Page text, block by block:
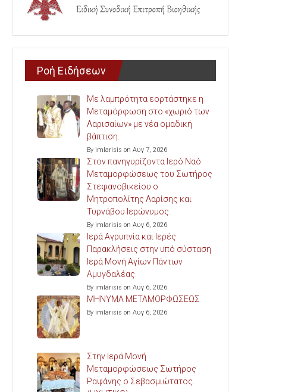
Ροή Ειδήσεων
Με λαμπρότητα εορτάστηκε η
Μεταμόρφωση στο «χωριό των
Λαρισαίων» με νέα ομαδική
βάπτιση.
By imlarisis on Αυγ 7, 2026
Στον πανηγυρίζοντα Ιερό Ναό
Μεταμορφώσεως του Σωτήρος
Στεφανοβικείου ο
Μητροπολίτης Λαρίσης και
Τυρνάβου Ιερώνυμος.
By imlarisis on Αυγ 6, 2026
Ιερά Αγρυπνία και Ιερές
Παρακλήσεις στην υπό σύσταση
Ιερά Μονή Αγίων Πάντων
Αμυγδαλέας.
By imlarisis on Αυγ 6, 2026
ΜΗΝΥΜΑ ΜΕΤΑΜΟΡΦΩΣΕΩΣ
By imlarisis on Αυγ 6, 2026
Στην Ιερά Μονή
Μεταμορφώσεως Σωτήρος
Ραψάνης ο Σεβασμιώτατος.